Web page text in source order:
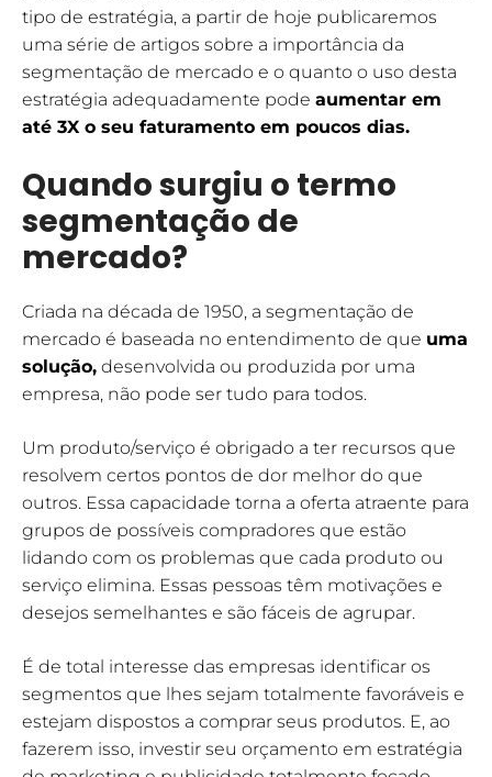
tipo de estratégia, a partir de hoje publicaremos
uma série de artigos sobre a importância da
segmentação de mercado e o quanto o uso desta
estratégia adequadamente pode aumentar em
até 3X o seu faturamento em poucos dias.
Quando surgiu o termo
segmentação de
mercado?
Criada na década de 1950, a segmentação de
mercado é baseada no entendimento de que uma
solução, desenvolvida ou produzida por uma
empresa, não pode ser tudo para todos.
Um produto/serviço é obrigado a ter recursos que
resolvem certos pontos de dor melhor do que
outros. Essa capacidade torna a oferta atraente para
grupos de possíveis compradores que estão
lidando com os problemas que cada produto ou
serviço elimina. Essas pessoas têm motivações e
desejos semelhantes e são fáceis de agrupar.
É de total interesse das empresas identificar os
segmentos que lhes sejam totalmente favoráveis e
estejam dispostos a comprar seus produtos. E, ao
fazerem isso, investir seu orçamento em estratégia